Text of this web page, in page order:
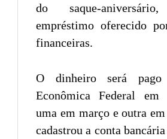
do saque-
empréstimo oferecido
financeiras.
O dinheiro será
Econômica Federal em
uma em março e outra
cadastrou a conta